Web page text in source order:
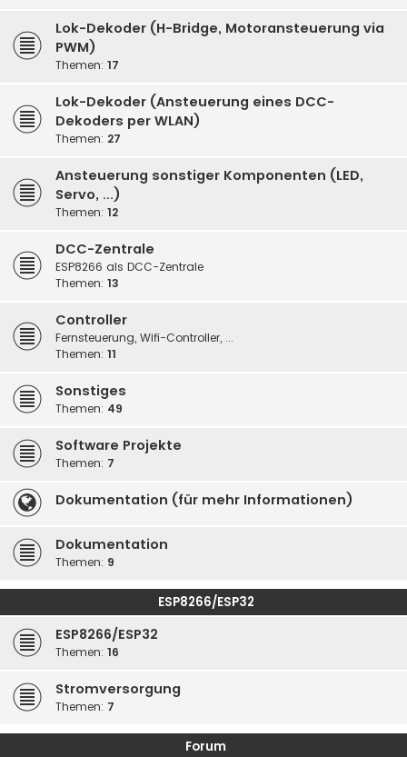
Lok-Dekoder (H-Bridge, Motoransteuerung via
PWM)
Themen: 17
Lok-Dekoder (Ansteuerung eines DCC-
Dekoders per WLAN)
Themen: 27
Ansteuerung sonstiger Komponenten (LED,
Servo, ...)
Themen: 12
DCC-Zentrale
ESP8266 als DCC-Zentrale
Themen: 13
Controller
Fernsteuerung, Wifi-Controller, ...
Themen: 11
Sonstiges
Themen: 49
Software Projekte
Themen: 7
Dokumentation (für mehr Informationen)
Dokumentation
Themen: 9
ESP8266/ESP32
ESP8266/ESP32
Themen: 16
Stromversorgung
Themen: 7
Forum